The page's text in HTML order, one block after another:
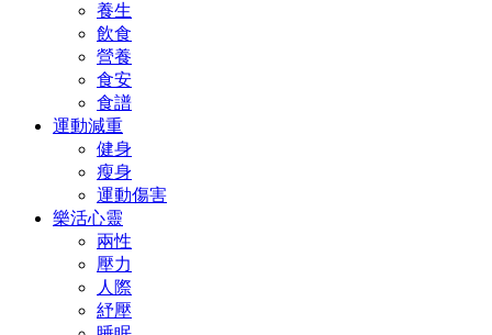
養生
飲食
營養
食安
食譜
運動減重
健身
瘦身
運動傷害
樂活心靈
兩性
壓力
人際
紓壓